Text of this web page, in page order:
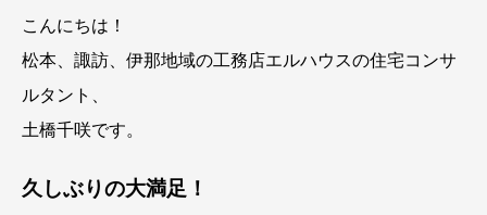
こんにちは！
松本、諏訪、伊那地域の工務店エルハウスの住宅コンサ
ルタント、
土橋千咲です。
久しぶりの大満足！